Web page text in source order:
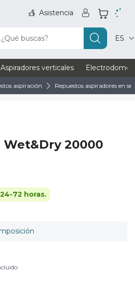
Asistencia
¿Qué buscas? ES
Aspiradores verticales
aspiración Repuestos aspiradores en
Wet&Dry 20000
72 horas.